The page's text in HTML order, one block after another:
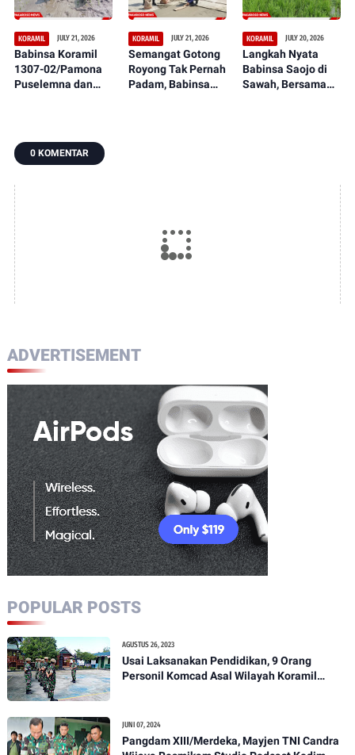
Ketahanan Pangan
Nyaman, dan
Representatif
Signifikan
KORAMIL JULY 21, 2026
Babinsa Koramil
1307-02/Pamona
Puselemna dan
Jadi Awal Harapan
Panen Berlimpah
KORAMIL JULY 21, 2026
Semangat Gotong
Royong Tak Pernah
Padam, Babinsa
KORAMIL JULY 20, 2026
Langkah Nyata
Babinsa Saojo di
Sawah, Bersama
0 KOMENTAR
ADVERTISEMENT
POPULAR POSTS
AGUSTUS 26, 2023
Usai Laksanakan Pendidikan, 9 Orang
Personil Komcad Asal Wilayah Koramil
JUNI 07, 2024
Pangdam XIII/Merdeka, Mayjen TNI Candra